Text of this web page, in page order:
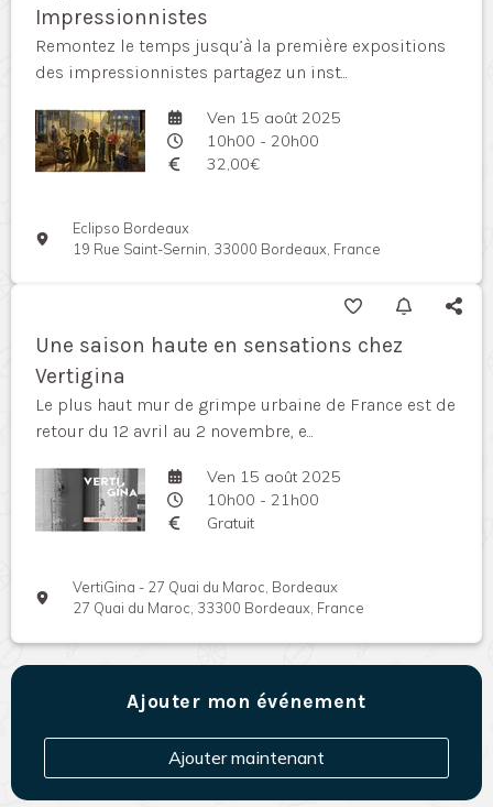
Impressionnistes
Remontez le temps jusqu’à la première expositions
des impressionnistes partagez un inst...
Ven 15 août 2025
10h00 - 20h00
32,00€
Eclipso Bordeaux
19 Rue Saint-Sernin, 33000 Bordeaux, France
Une saison haute en sensations chez
Vertigina
Le plus haut mur de grimpe urbaine de France est de
retour du 12 avril au 2 novembre, e...
Ven 15 août 2025
10h00 - 21h00
Gratuit
VertiGina - 27 Quai du Maroc, Bordeaux
27 Quai du Maroc, 33300 Bordeaux, France
Ajouter mon événement
Ajouter maintenant